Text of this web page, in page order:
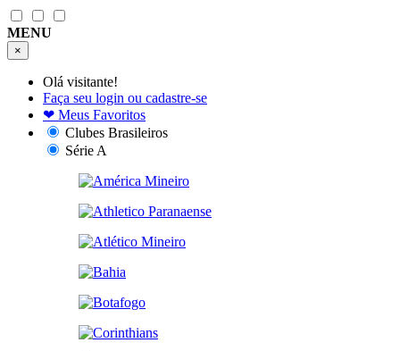
MENU
×
Olá visitante!
Faça seu login ou cadastre-se
❤ Meus Favoritos
Clubes Brasileiros
Série A